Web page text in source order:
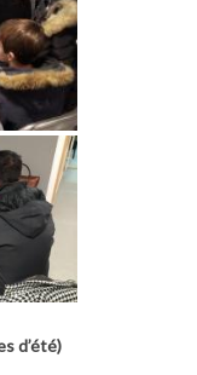
d’été)